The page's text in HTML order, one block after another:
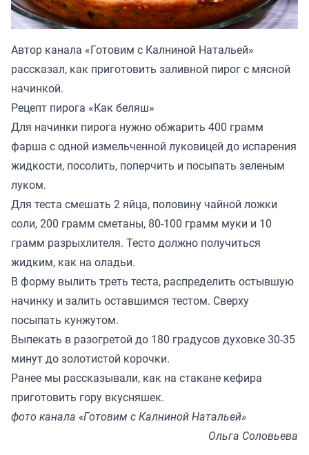
Автор канала «Готовим с Калниной Натальей»
рассказал, как приготовить заливной пирог с мясной
начинкой.
Рецепт пирога «Как беляш»
Для начинки пирога нужно обжарить 400 грамм
фарша с одной измельченной луковицей до испарения
жидкости, посолить, поперчить и посыпать зеленым
луком.
Для теста смешать 2 яйца, половину чайной ложки
соли, 200 грамм сметаны, 80-100 грамм муки и 10
грамм разрыхлителя. Тесто должно получиться
жидким, как на оладьи.
В форму вылить треть теста, распределить остывшую
начинку и залить оставшимся тестом. Сверху
посыпать кунжутом.
Выпекать в разогретой до 180 градусов духовке 30-35
минут до золотистой корочки.
Ранее мы рассказывали, как на стакане кефира
приготовить гору вкусняшек.
фото канала «Готовим с Калниной Натальей»
Ольга Соловьева